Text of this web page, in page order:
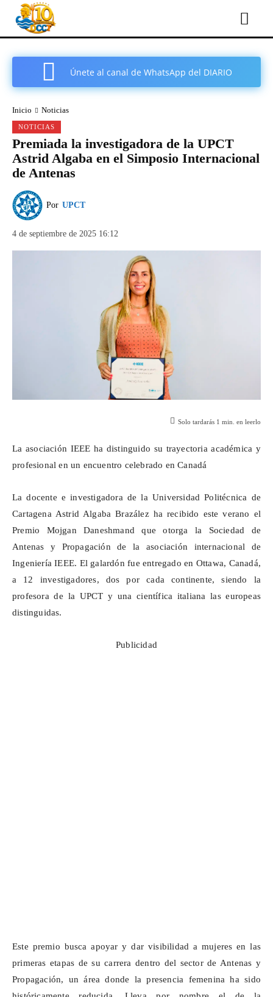
Únete al canal de WhatsApp del DIARIO
Inicio Noticias
NOTICIAS
Premiada la investigadora de la UPCT
Astrid Algaba en el Simposio Internacional
de Antenas
Por UPCT
4 de septiembre de 2025 16:12
Solo tardarás 1 min. en leerlo
La asociación IEEE ha distinguido su trayectoria académica y
profesional en un encuentro celebrado en Canadá
La docente e investigadora de la Universidad Politécnica de
Cartagena Astrid AlgabaBrazálezha recibido este verano el
Premio Mojgan Daneshmand que otorga la Sociedad de
Antenas y Propagación de la asociación internacional de
Ingeniería IEEE. El galardón fue entregado en Ottawa, Canadá,
a 12 investigadores, dos por cada continente, siendo la
profesora de la UPCT y una científica italiana las europeas
distinguidas.
Publicidad
Este premio busca apoyar y dar visibilidad a mujeres en las
primeras etapas de su carrera dentro del sector de Antenas y
Propagación, un área donde la presencia femenina ha sido